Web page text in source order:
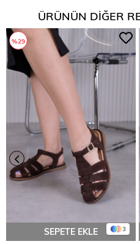
ÜRÜNÜN DIĞER
3
SEPETE EKLE
%29